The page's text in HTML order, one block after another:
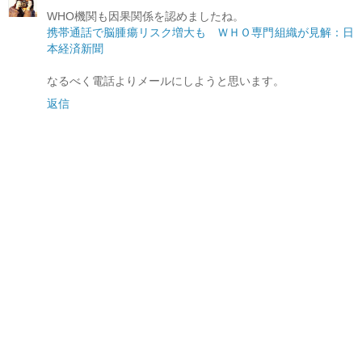
WHO機関も因果関係を認めましたね。
携帯通話で脳腫瘍リスク増大も ＷＨＯ専門組織が見解：日
本経済新聞
なるべく電話よりメールにしようと思います。
返信